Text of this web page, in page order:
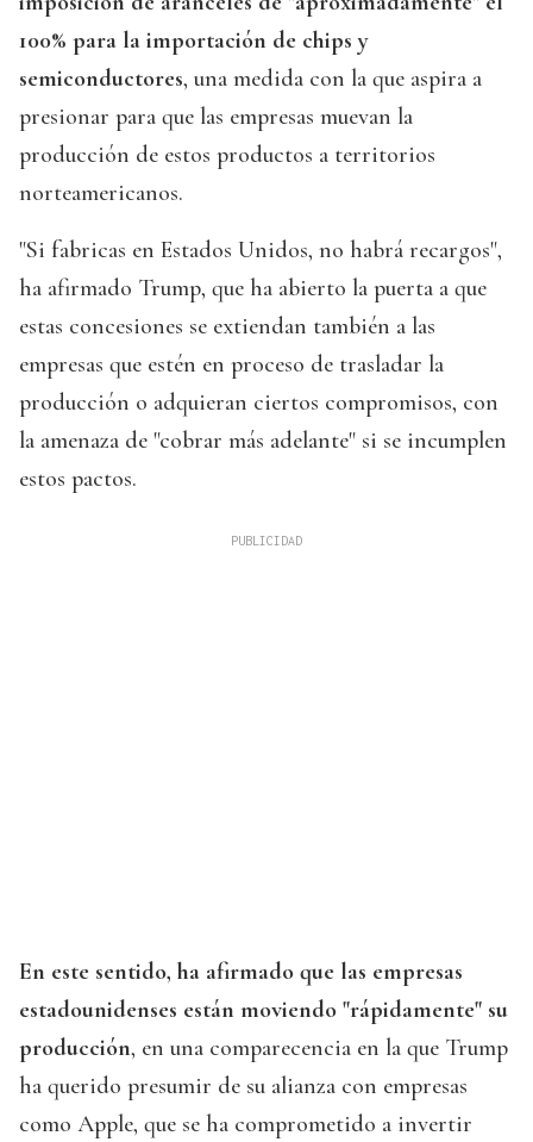
100% para la importación de chips y
semiconductores, una medida con la que aspira a
presionar para que las empresas muevan la
producción de estos productos a territorios
norteamericanos.
"Si fabricas en Estados Unidos, no habrá recargos",
ha afirmado Trump, que ha abierto la puerta a que
estas concesiones se extiendan también a las
empresas que estén en proceso de trasladar la
producción o adquieran ciertos compromisos, con
la amenaza de "cobrar más adelante" si se incumplen
estos pactos.
En este sentido, ha afirmado que las empresas
estadounidenses están moviendo "rápidamente" su
producción, en una comparecencia en la que Trump
ha querido presumir de su alianza con empresas
como Apple, que se ha comprometido a invertir